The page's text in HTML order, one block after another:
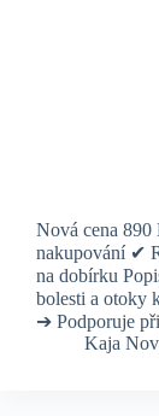
Nová cena
nakupování ✔
na dobírku
bolesti a otoky
➔ Podporuje
Kaja